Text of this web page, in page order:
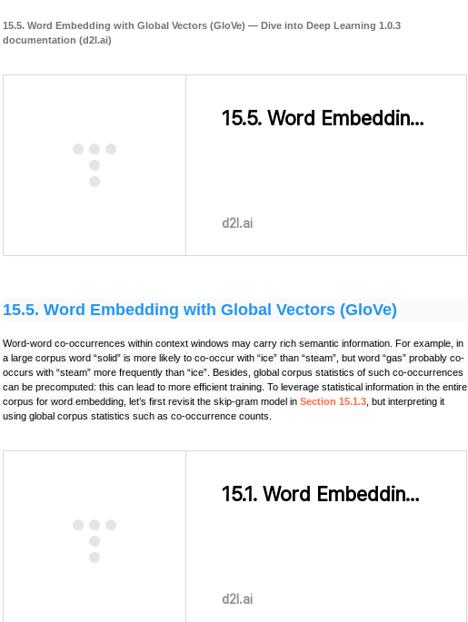
15.5. Word Embedding with Global Vectors (GloVe) — Dive into Deep Learning 1.0.3
documentation (d2l.ai)
15.5. Word Embedding with Global Vectors (GloVe) — Dive into Deep Learning 1.0.3 documentation
d2l.ai
15.5. Word Embedding with Global Vectors (GloVe)
Word-word co-occurrences within context windows may carry rich semantic information. For example, in
a large corpus word “solid” is more likely to co-occur with “ice” than “steam”, but word “gas” probably co-
occurs with “steam” more frequently than “ice”. Besides, global corpus statistics of such co-occurrences
can be precomputed: this can lead to more efficient training. To leverage statistical information in the entire
corpus for word embedding, let’s first revisit the skip-gram model in Section 15.1.3 , but interpreting it
using global corpus statistics such as co-occurrence counts.
15.1. Word Embedding (word2vec) — Dive into Deep Learning 1.0.3 documentation
d2l.ai